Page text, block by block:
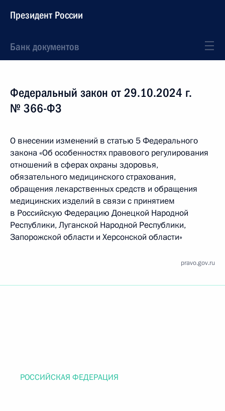
Президент России
Банк документов
Федеральный закон от 29.10.2024 г.
№ 366-ФЗ
О внесении изменений в статью 5 Федерального
закона «Об особенностях правового регулирования
отношений в сферах охраны здоровья,
обязательного медицинского страхования,
обращения лекарственных средств и обращения
медицинских изделий в связи с принятием
в Российскую Федерацию Донецкой Народной
Республики, Луганской Народной Республики,
Запорожской области и Херсонской области»
pravo.gov.ru
РОССИЙСКАЯ ФЕДЕРАЦИЯ